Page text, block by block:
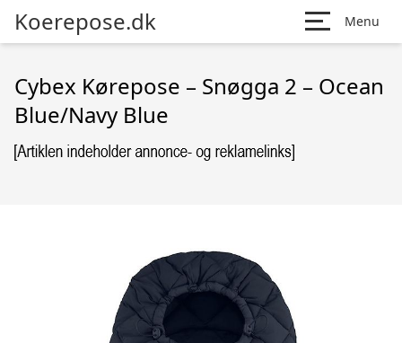
Koerepose.dk Menu
Cybex Kørepose – Snøgga 2 – Ocean
Blue/Navy Blue